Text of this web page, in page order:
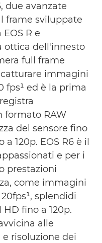
due avanzate
frame sviluppate
R e
ottica dell'innesto
full frame
immagini
fps¹ ed è la prima
formato RAW
del sensore fino
120p. EOS R6 è il
e per i
prestazioni
come immagini
splendidi
fino a 120p.
alle
risoluzione dei